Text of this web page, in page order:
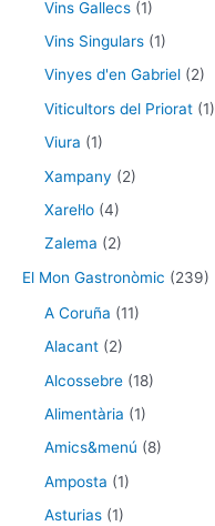
Vins Gallecs (1)
Vins Singulars (1)
Vinyes d'en Gabriel (2)
Viticultors del Priorat (1)
Viura (1)
Xampany (2)
Xarel·lo (4)
Zalema (2)
El Mon Gastronòmic (239)
A Coruña (11)
Alacant (2)
Alcossebre (18)
Alimentària (1)
Amics&menú (8)
Amposta (1)
Asturias (1)